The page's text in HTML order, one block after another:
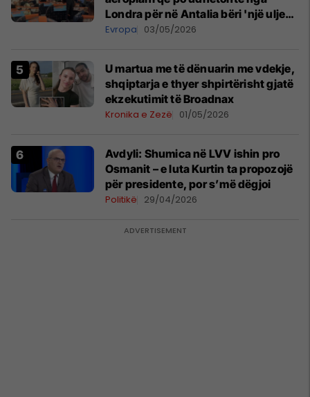
Londra për në Antalia bëri 'një ulje
emergjente' në Prishtinë
Evropa 03/05/2026
U martua me të dënuarin me vdekje,
shqiptarja e thyer shpirtërisht gjatë
ekzekutimit të Broadnax
Kronika e Zezë 01/05/2026
Avdyli: Shumica në LVV ishin pro
Osmanit – e luta Kurtin ta propozojë
për presidente, por s’më dëgjoi
Politikë 29/04/2026